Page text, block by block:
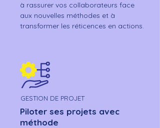
à rassurer vos collaborateurs face
aux nouvelles méthodes et à
transformer les réticences en actions.
GESTION DE PROJET
Piloter ses projets avec
méthode